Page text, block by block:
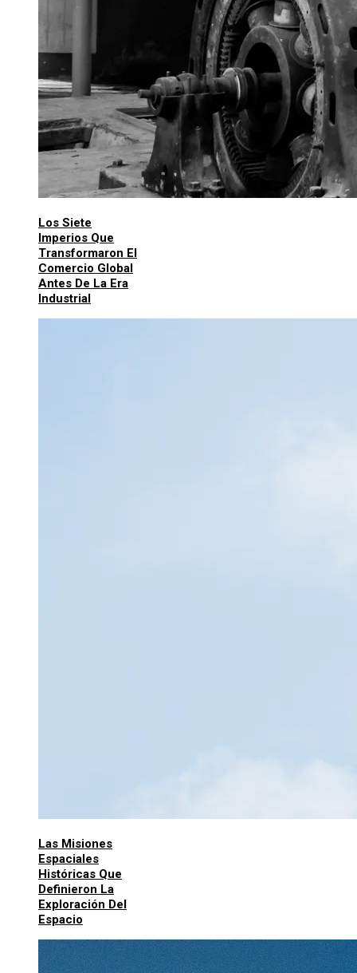
Los Siete
Imperios Que
Transformaron El
Comercio Global
Antes De La Era
Industrial
Las Misiones
Espaciales
Históricas Que
Definieron La
Exploración Del
Espacio